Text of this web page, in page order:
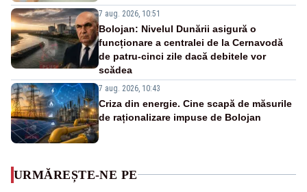
7 aug. 2026, 10:51
Bolojan: Nivelul Dunării asigură o
funcționare a centralei de la Cernavodă
de patru-cinci zile dacă debitele vor
scădea
7 aug. 2026, 10:43
Criza din energie. Cine scapă de măsurile
de raționalizare impuse de Bolojan
URMĂREȘTE-NE PE